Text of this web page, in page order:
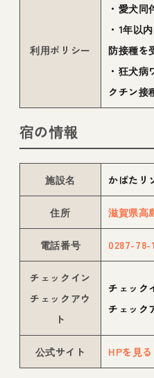
利用ポリシー
・愛犬同
・1年以
防接種を
・狂犬
クチン接
宿の情報
施設名 かばたリ
住所 滋賀県高
電話番号 0287-78-
チェックイン
チェックアウ
ト
チェック
チェック
公式サイト HPを見る